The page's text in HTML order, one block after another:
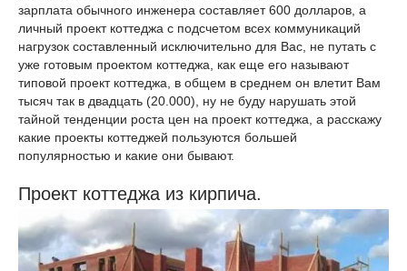
зарплата обычного инженера составляет 600 долларов, а
личный проект коттеджа с подсчетом всех коммуникаций
нагрузок составленный исключительно для Вас, не путать с
уже готовым проектом коттеджа, как еще его называют
типовой проект коттеджа, в общем в среднем он влетит Вам
тысяч так в двадцать (20.000), ну не буду нарушать этой
тайной тенденции роста цен на проект коттеджа, а расскажу
какие проекты коттеджей пользуются большей
популярностью и какие они бывают.
Проект коттеджа из кирпича.